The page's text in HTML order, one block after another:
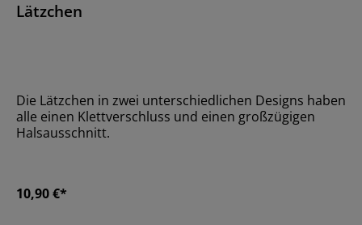
Lätzchen
Die Lätzchen in zwei unterschiedlichen Designs haben
alle einen Klettverschluss und einen großzügigen
Halsausschnitt.
10,90 €*